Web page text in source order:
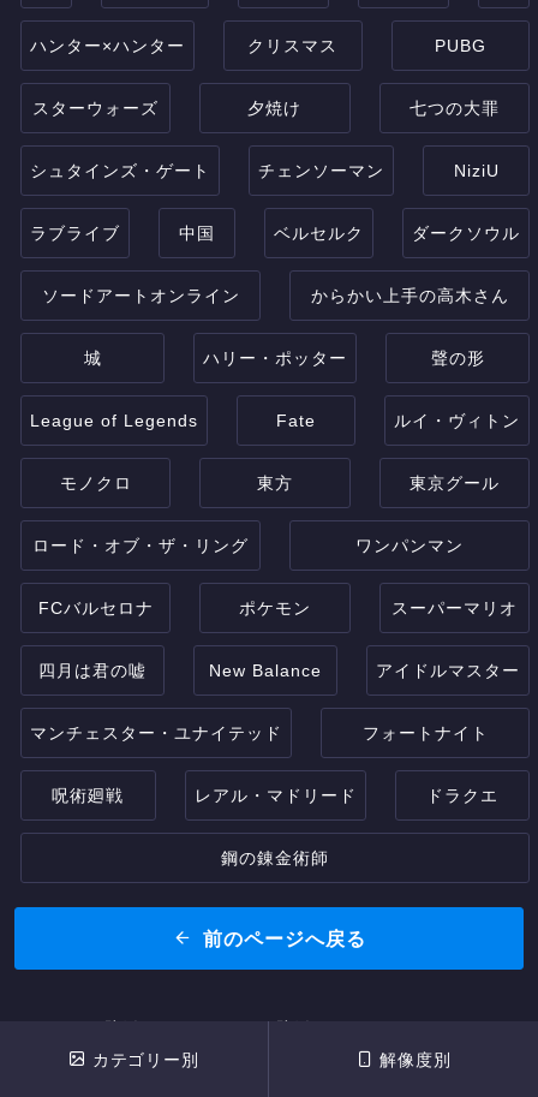
ハンター×ハンター クリスマス PUBG
スターウォーズ 夕焼け 七つの大罪
シュタインズ・ゲート チェンソーマン NiziU
ラブライブ 中国 ベルセルク ダークソウル
ソードアートオンライン からかい上手の高木さん
城 ハリー・ポッター 聲の形
League of Legends Fate ルイ・ヴィトン
モノクロ 東方 東京グール
ロード・オブ・ザ・リング ワンパンマン
FCバルセロナ ポケモン スーパーマリオ
四月は君の嘘 New Balance アイドルマスター
マンチェスター・ユナイテッド フォートナイト
呪術廻戦 レアル・マドリード ドラクエ
鋼の錬金術師
前のページへ戻る
カテゴリー別
解像度別